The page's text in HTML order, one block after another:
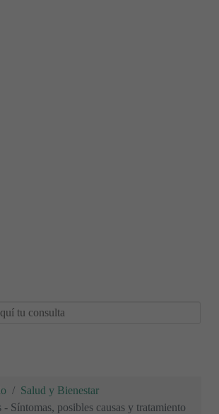
Salud y Bienestar
- Síntomas, posibles causas y tratamiento